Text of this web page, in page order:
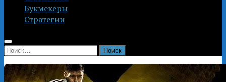
Букмекеры
Стратегии
Найти: